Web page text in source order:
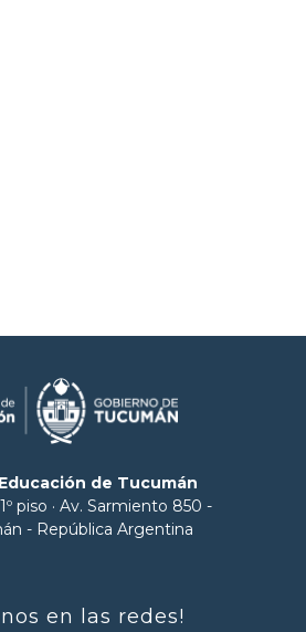
de Tucumán
piso · Av. Sarmiento 850 -
- República Argentina
en las redes!